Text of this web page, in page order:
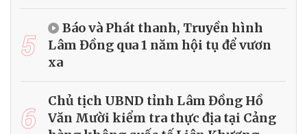
5
Báo và Phát thanh, Truyền hình
Lâm Đồng qua 1 năm hội tụ để vươn
xa
6
Chủ tịch UBND tỉnh Lâm Đồng Hồ
Văn Mười kiểm tra thực địa tại Cảng